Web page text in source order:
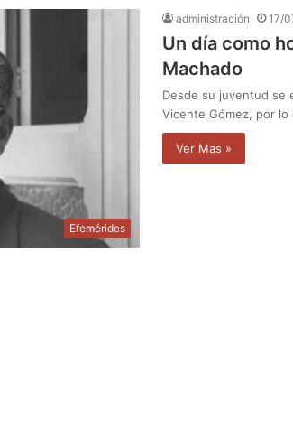
Efemérides
administración 17/
Un día como
Machado
Desde su juventud se
Vicente Gómez, por
Ver Mas »